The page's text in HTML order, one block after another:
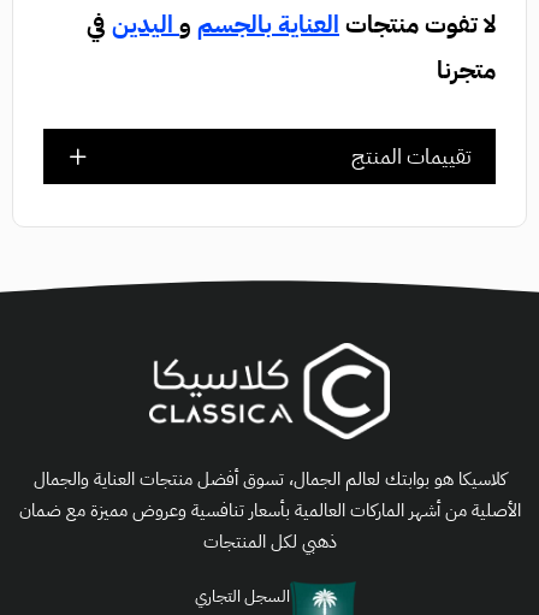
لا تفوت منتجاتالعناية بالجسم واليدين في
متجرنا
تقييمات المنتج
كلاسيكا هو بوابتك لعالم الجمال، تسوق أفضل منتجات العناية والجمال
الأصلية من أشهر الماركات العالمية بأسعار تنافسية وعروض مميزة مع ضمان
ذهبي لكل المنتجات
السجل التجاري